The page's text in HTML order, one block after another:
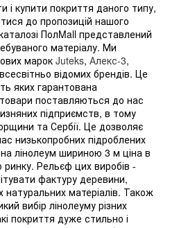
і купити покриття даного типу,
до пропозицій нашого
ПолMall представлений
матеріалу. Ми
марок Juteks, Алекс-3,
відомих брендів. Це
яких гарантована
поставляються до нас
підприємств, в тому
та Сербії. Це дозволяє
низькопробних підроблених
лінолеум шириною 3 м ціна в
Рельєф цих виробів -
фактуру деревини,
натуральних матеріалів. Також
вибір лінолеуму різних
покриття дуже стильно і